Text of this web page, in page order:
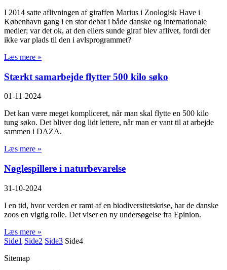
I 2014 satte aflivningen af giraffen Marius i Zoologisk Have i
København gang i en stor debat i både danske og internationale
medier; var det ok, at den ellers sunde giraf blev aflivet, fordi der
ikke var plads til den i avlsprogrammet?
Læs mere »
Stærkt samarbejde flytter 500 kilo søko
01-11-2024
Det kan være meget kompliceret, når man skal flytte en 500 kilo
tung søko. Det bliver dog lidt lettere, når man er vant til at arbejde
sammen i DAZA.
Læs mere »
Nøglespillere i naturbevarelse
31-10-2024
I en tid, hvor verden er ramt af en biodiversitetskrise, har de danske
zoos en vigtig rolle. Det viser en ny undersøgelse fra Epinion.
Læs mere »
Side1 Side2 Side3 Side4
Sitemap